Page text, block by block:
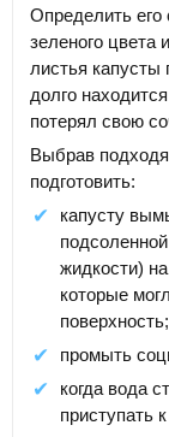
Определить
зеленого цвета
листья
долго
потерял свою
Выбрав
подготовить:
капусту
жидкости)
которые
поверхность;
промыть
когда вода
приступать